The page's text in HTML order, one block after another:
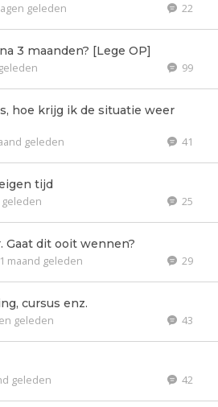
geleden 22
3 maanden? [Lege OP]
99
hoe krijg ik de situatie weer
geleden 41
tijd
geleden 25
Gaat dit ooit wennen?
1 maand geleden 29
cursus enz.
geleden 43
geleden 42